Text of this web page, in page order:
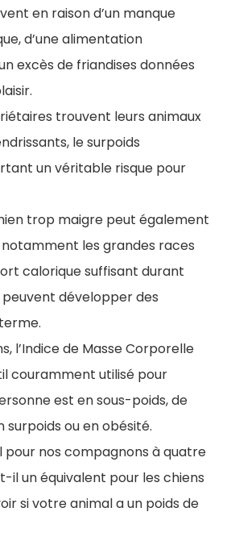
en raison d’un manque
d’une alimentation
excès de friandises données
trouvent leurs animaux
le surpoids
un véritable risque pour
trop maigre peut également
les grandes races
calorique suffisant durant
développer des
l’Indice de Masse Corporelle
couramment utilisé pour
est en sous-poids, de
surpoids ou en obésité.
pour nos compagnons à quatre
il un équivalent pour les chiens
si votre animal a un poids de